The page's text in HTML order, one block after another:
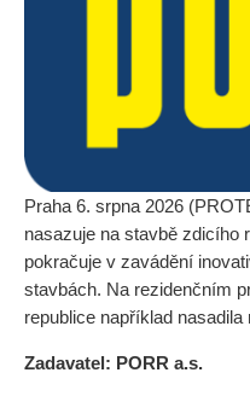
Praha 6. srpna 2026
nasazuje na stavbě zdicího
pokračuje v zavádění
stavbách. Na rezidenčním
republice například nasadila
Zadavatel: PORR a.s.